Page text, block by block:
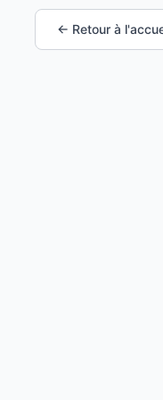
← Retour à